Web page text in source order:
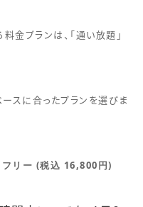
金プランは、「通い放題」
スに合ったプランを選びま
フリー (税込 16,800円)